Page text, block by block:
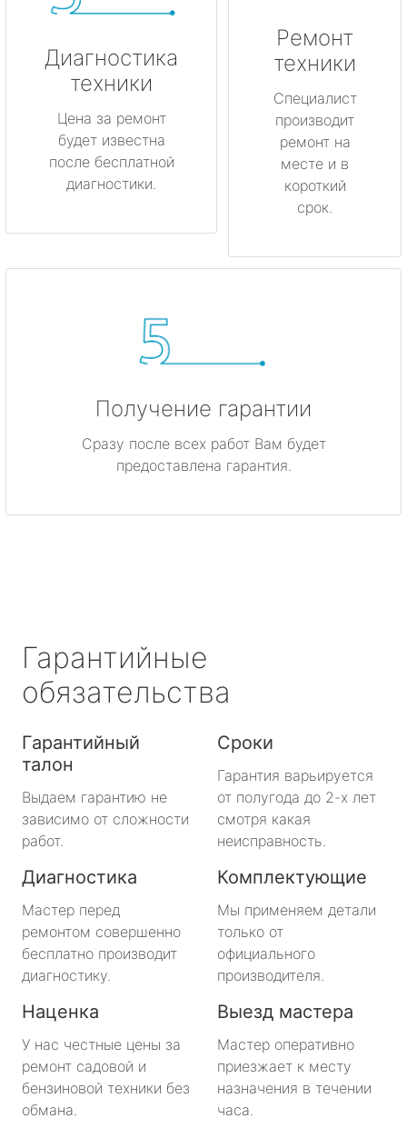
Диагностика
техники
Цена за ремонт
будет известна
после бесплатной
диагностики.
Ремонт
техники
Специалист
производит
ремонт на
месте и в
короткий
срок.
Получение гарантии
Сразу после всех работ Вам будет
предоставлена гарантия.
Гарантийные
обязательства
Гарантийный
талон
Выдаем гарантию не
зависимо от сложности
работ.
Сроки
Гарантия варьируется
от полугода до 2-х лет
смотря какая
неисправность.
Диагностика
Мастер перед
ремонтом совершенно
бесплатно производит
диагностику.
Комплектующие
Мы применяем детали
только от
официального
производителя.
Наценка
У нас честные цены за
ремонт садовой и
бензиновой техники без
обмана.
Выезд мастера
Мастер оперативно
приезжает к месту
назначения в течении
часа.